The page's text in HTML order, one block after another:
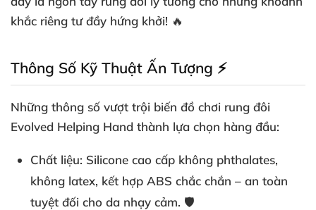
khắc riêng tư đầy hứng khởi! 🔥
Thông Số Kỹ Thuật Ấn Tượng ⚡
Những thông số vượt trội biến đồ chơi rung đôi
Evolved Helping Hand thành lựa chọn hàng đầu:
Chất liệu: Silicone cao cấp không phthalates,
không latex, kết hợp ABS chắc chắn – an toàn
tuyệt đối cho da nhạy cảm. 🛡️